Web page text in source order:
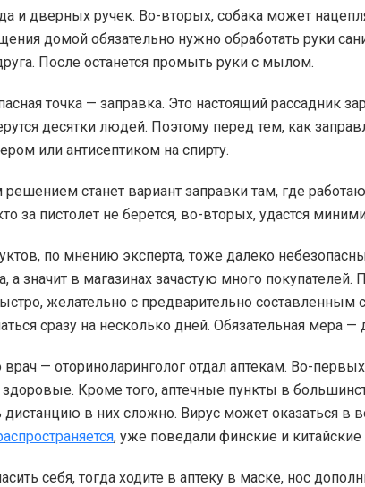
и дверных ручек. Во-вторых, собака может
домой обязательно нужно обработать руки
После останется промыть руки с мылом.
точка — заправка. Это настоящий рассадник
десятки людей. Поэтому перед тем, как
или антисептиком на спирту.
станет вариант заправки там, где
за пистолет не берется, во-вторых, удастся
по мнению эксперта, тоже далеко
а значит в магазинах зачастую много
желательно с предварительно составленным
сразу на несколько дней. Обязательная мера
— оториноларинголог отдал аптекам. Во-
здоровые. Кроме того, аптечные пункты в
в них сложно. Вирус может оказаться в
, уже поведали финские и китайские
себя, тогда ходите в аптеку в маске, нос